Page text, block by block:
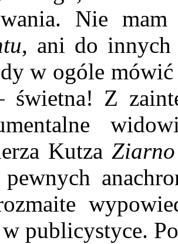
Nie
, ani do innych
w ogóle
świetna! Z
Kutza
publicystyce.